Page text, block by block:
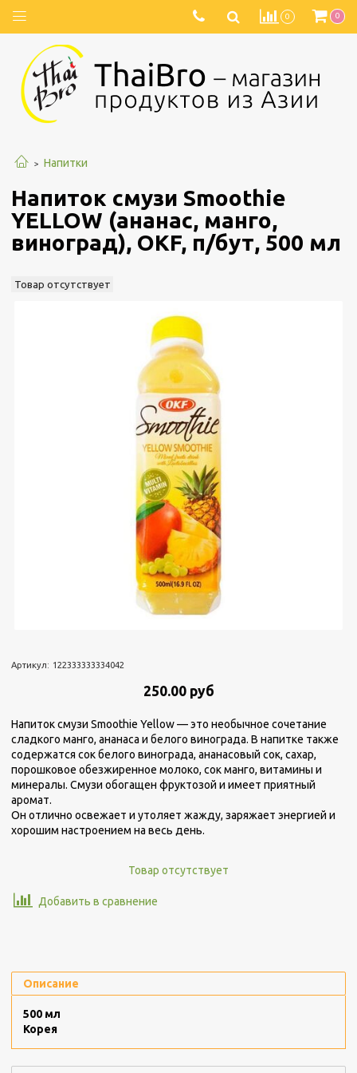
0 0
Напитки
Напиток смузи Smoothie
YELLOW (ананас, манго,
виноград), OKF, п/бут, 500 мл
Товар отсутствует
Артикул: 122333333334042
250.00 руб
Напиток смузи Smoothie Yellow — это необычное сочетание
сладкого манго, ананаса и белого винограда. В напитке также
содержатся сок белого винограда, ананасовый сок, сахар,
порошковое обезжиренное молоко, сок манго, витамины и
минералы. Смузи обогащен фруктозой и имеет приятный
аромат.
Он отлично освежает и утоляет жажду, заряжает энергией и
хорошим настроением на весь день.
Товар отсутствует
Добавить в сравнение
Описание
500 мл
Корея